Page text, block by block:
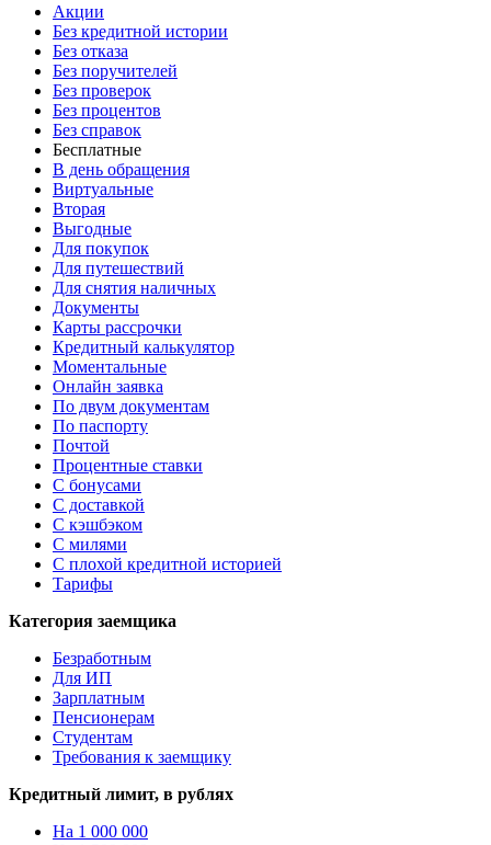
Акции
Без кредитной истории
Без отказа
Без поручителей
Без проверок
Без процентов
Без справок
Бесплатные
В день обращения
Виртуальные
Вторая
Выгодные
Для покупок
Для путешествий
Для снятия наличных
Документы
Карты рассрочки
Кредитный калькулятор
Моментальные
Онлайн заявка
По двум документам
По паспорту
Почтой
Процентные ставки
С бонусами
С доставкой
С кэшбэком
С милями
С плохой кредитной историей
Тарифы
Категория заемщика
Безработным
Для ИП
Зарплатным
Пенсионерам
Студентам
Требования к заемщику
Кредитный лимит, в рублях
На 1 000 000